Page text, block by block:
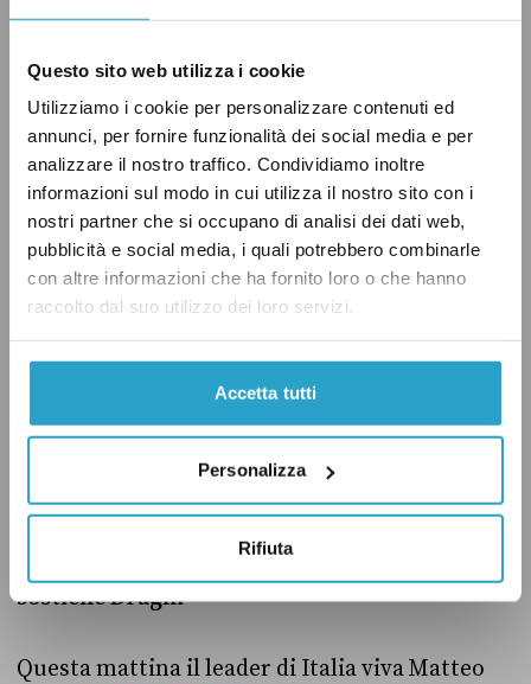
Questo sito web utilizza i cookie
Utilizziamo i cookie per personalizzare contenuti ed
annunci, per fornire funzionalità dei social media e per
analizzare il nostro traffico. Condividiamo inoltre
informazioni sul modo in cui utilizza il nostro sito con i
nostri partner che si occupano di analisi dei dati web,
pubblicità e social media, i quali potrebbero combinarle
con altre informazioni che ha fornito loro o che hanno
raccolto dal suo utilizzo dei loro servizi.
Accetta tutti
Personalizza
Rifiuta
Il presidente della Repubblica Sergio
Mattarella ha conferito l’incarico di presidente
del Consiglio a Mario Draghi. Lo ha annunciato
il segretario generale del Quirinale Ugo
Zampetti. Draghi ha accettato con riserva. Si
tratta di una formula di rito. Significa che il
premier incaricato svolgerà un breve giro di
consultazioni tra le forze politiche in
Parlamento prima di tornare al Quirinale per
“sciogliere la riserva” con una risposta
definitiva, positiva o negativa. Il colloquio fra
Ore 12:44 – Le posizioni dei partiti: Italia viva
sostiene Draghi
Questa mattina il leader di Italia viva Matteo